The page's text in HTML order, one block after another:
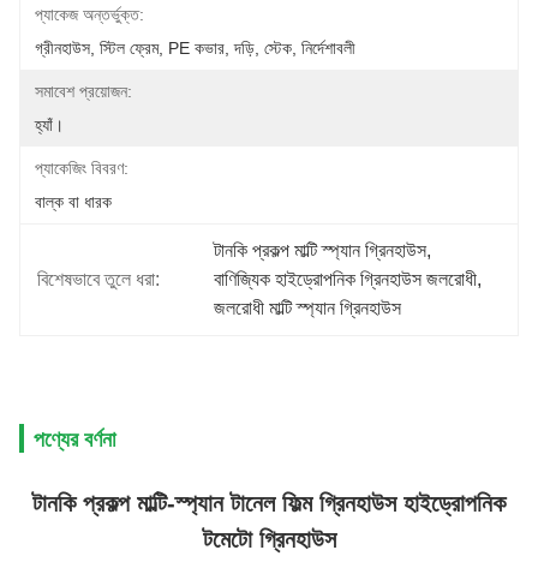
প্যাকেজ অন্তর্ভুক্ত:
গ্রীনহাউস, স্টিল ফ্রেম, PE কভার, দড়ি, স্টেক, নির্দেশাবলী
সমাবেশ প্রয়োজন:
হ্যাঁ।
প্যাকেজিং বিবরণ:
বাল্ক বা ধারক
বিশেষভাবে তুলে ধরা:
টানকি প্রকল্প মাল্টি স্প্যান গ্রিনহাউস,
বাণিজ্যিক হাইড্রোপনিক গ্রিনহাউস জলরোধী,
জলরোধী মাল্টি স্প্যান গ্রিনহাউস
পণ্যের বর্ণনা
টানকি প্রকল্প মাল্টি-স্প্যান টানেল ফিল্ম গ্রিনহাউস হাইড্রোপনিক
টমেটো গ্রিনহাউস